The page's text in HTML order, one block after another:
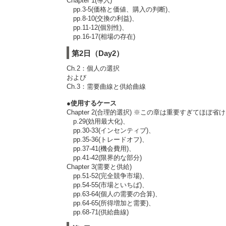
pp.3-5(価格と価値、購入の判断)、
pp.8-10(交換の利益)、
pp.11-12(個別性)、
pp.16-17(相場の存在)
第2日（Day2）
Ch.2：個人の選択
および
Ch.3：需要曲線と供給曲線
●使用するケース
Chapter 2(合理的選択) ※この章は重要すぎてほぼ省
p.29(効用最大化)、
pp.30-33(インセンティブ)、
pp.35-36(トレードオフ)、
pp.37-41(機会費用)、
pp.41-42(限界的な部分)
Chapter 3(需要と供給)
pp.51-52(完全競争市場)、
pp.54-55(市場といちば)、
pp.63-64(個人の需要の合算)、
pp.64-65(所得増加と需要)、
pp.68-71(供給曲線)